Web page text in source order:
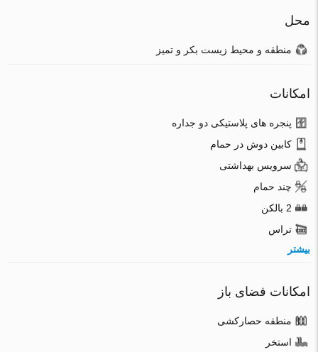
محل
منطقه و محیط زیست بکر و تمیز
امکانات
پنجره های پلاستیکی دو جداره
کابین دوش در حمام
سرویس بهداشتی
چند حمام
2 بالکن
تراس
بیشتر
امکانات فضای باز
منطقه حصارکشی
استخر